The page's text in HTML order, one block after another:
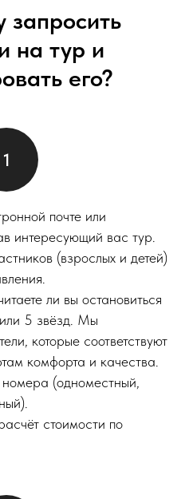
запросить
на тур и
его?
почте или
интересующий вас тур.
(взрослых и детей)
ли вы остановиться
5 звёзд. Мы
которые соответствуют
комфорта и качества.
(одноместный,
стоимости по